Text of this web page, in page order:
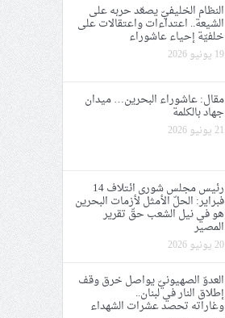
النظام الخليفيّ يصعّد حربه على
الشيعة.. اعتداءات واعتقالات على
خلفيّة إحياء عاشوراء
19 يونيو 2026
مقال: عاشوراء البحرين… ميدان
جهاد بالكلمة
21 يونيو 2026
رئيس مجلس شورى ائتلاف 14
فبراير: الحلّ الأمثل لأزمات البحرين
هو في نيل الشعب حقّ تقرير
المصير
20 يونيو 2026
العدوّ الصهيونيّ يواصل خرق وقف
إطلاق النار في لبنان..
وغاراته تحصد عشرات الشهداء